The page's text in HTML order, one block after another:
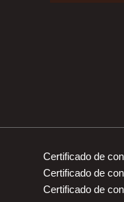
Certificado de
Certificado de
Certificado de